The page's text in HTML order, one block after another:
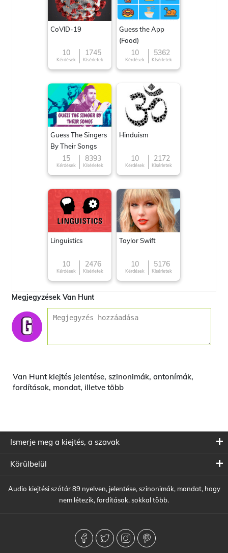
CoVID-19
10
Kérdések
1745
Kísérletek
Guess the App
(Food)
10
Kérdések
5362
Kísérletek
Guess The Singers
By Their Songs
15
Kérdések
8393
Kísérletek
Hinduism
10
Kérdések
2172
Kísérletek
Linguistics
10
Kérdések
2476
Kísérletek
Taylor Swift
10
Kérdések
5176
Kísérletek
Megjegyzések Van Hunt
Van Hunt kiejtés jelentése, szinonimák, antonímák,
fordítások, mondat, illetve több
Ismerje meg a kiejtés, a szavak
Körülbelül
Audio kiejtési szótár 89 nyelven, jelentése, szinonimák, mondat, hogy
nem létezik, fordítások, sokkal több.